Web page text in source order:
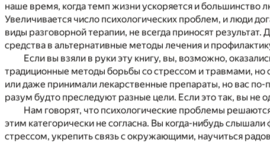
наше время, когда темп жизни ускоряется и большинство
Увеличивается число психологических проблем, и люди
виды разговорной терапии, не всегда приносят
средства в альтернативные методы лечения и
Если вы взяли в руки эту книгу, вы, возможно,
традиционные методы борьбы со стрессом и травмами, но
или даже принимали лекарственные препараты, но вас
разум будто преследуют разные цели. Если это так, вы не
Нам говорят, что психологические проблемы
этим категорически не согласна. Вы когда-нибудь
стрессом, укрепить связь с окружающими, научиться